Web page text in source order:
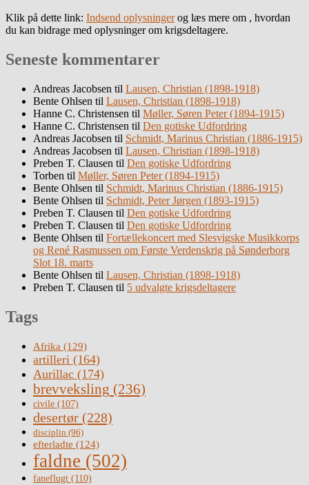
Klik på dette link: Indsend oplysningerog læs mere om , hvordan
du kan bidrage med oplysninger om krigsdeltagere.
Seneste kommentarer
Andreas Jacobsen til Lausen, Christian (1898-1918)
Bente Ohlsen til Lausen, Christian (1898-1918)
Hanne C. Christensen til Møller, Søren Peter (1894-1915)
Hanne C. Christensen til Den gotiske Udfordring
Andreas Jacobsen til Schmidt, Marinus Christian (1886-1915)
Andreas Jacobsen til Lausen, Christian (1898-1918)
Preben T. Clausen til Den gotiske Udfordring
Torben til Møller, Søren Peter (1894-1915)
Bente Ohlsen til Schmidt, Marinus Christian (1886-1915)
Bente Ohlsen til Schmidt, Peter Jørgen (1893-1915)
Preben T. Clausen til Den gotiske Udfordring
Preben T. Clausen til Den gotiske Udfordring
Bente Ohlsen til Fortællekoncert med Slesvigske Musikkorps
og René Rasmussen om Første Verdenskrig på Sønderborg
Slot 18. marts
Bente Ohlsen til Lausen, Christian (1898-1918)
Preben T. Clausen til 5 udvalgte krigsdeltagere
Tags
Afrika (129)
artilleri (164)
Aurillac (174)
brevveksling (236)
civile (107)
desertør (228)
disciplin (96)
efterladte (124)
faldne (502)
faneflugt (110)